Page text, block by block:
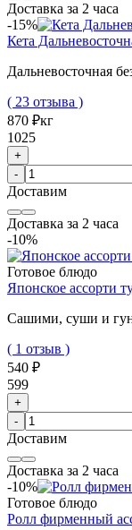
Доставка за 2 часа
-15%
Кета
Дальневосточная
( 23 отзыва )
870 ₽кг
1025
+
-
Доставим
Доставка за 2 часа
-10%
Готовое блюдо
Японское ассорти
Сашими, суши и
( 1 отзыв )
540 ₽
599
+
-
Доставим
Доставка за 2 часа
-10%
Готовое блюдо
Ролл фирменный